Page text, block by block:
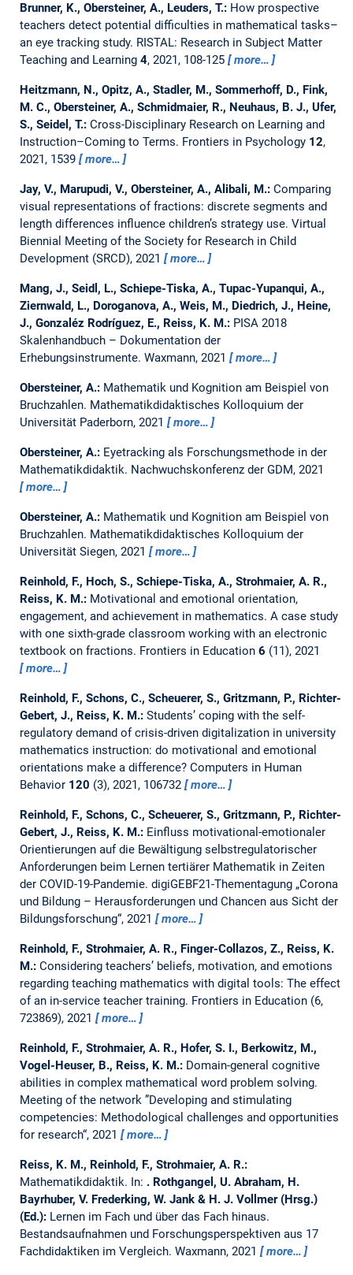
Brunner, K., Obersteiner, A., Leuders, T.: How prospective
teachers detect potential difficulties in mathematical tasks–
an eye tracking study. RISTAL: Research in Subject Matter
Teaching and Learning 4, 2021, 108-125 more…
Heitzmann, N., Opitz, A., Stadler, M., Sommerhoff, D., Fink,
M. C., Obersteiner, A., Schmidmaier, R., Neuhaus, B. J., Ufer,
S., Seidel, T.: Cross-Disciplinary Research on Learning and
Instruction–Coming to Terms. Frontiers in Psychology 12,
2021, 1539
more…
Jay, V., Marupudi, V., Obersteiner, A., Alibali, M.: Comparing
visual representations of fractions: discrete segments and
length differences influence children’s strategy use. Virtual
Biennial Meeting of the Society for Research in Child
Development (SRCD), 2021
more…
Mang, J., Seidl, L., Schiepe-Tiska, A., Tupac-Yupanqui, A.,
Ziernwald, L., Doroganova, A., Weis, M., Diedrich, J., Heine,
J., Gonzaléz Rodríguez, E., Reiss, K. M.: PISA 2018
Skalenhandbuch – Dokumentation der
Erhebungsinstrumente. Waxmann, 2021 more…
Obersteiner, A.: Mathematik und Kognition am Beispiel von
Bruchzahlen. Mathematikdidaktisches Kolloquium der
Universität Paderborn, 2021
more…
Obersteiner, A.: Eyetracking als Forschungsmethode in der
Mathematikdidaktik. Nachwuchskonferenz der GDM, 2021
more…
Obersteiner, A.: Mathematik und Kognition am Beispiel von
Bruchzahlen. Mathematikdidaktisches Kolloquium der
Universität Siegen, 2021
more…
Reinhold, F., Hoch, S., Schiepe-Tiska, A., Strohmaier, A. R.,
Reiss, K. M.: Motivational and emotional orientation,
engagement, and achievement in mathematics. A case study
with one sixth-grade classroom working with an electronic
textbook on fractions. Frontiers in Education 6 (11), 2021
more…
Reinhold, F., Schons, C., Scheuerer, S., Gritzmann, P., Richter-
Gebert, J., Reiss, K. M.: Students’ coping with the self-
regulatory demand of crisis-driven digitalization in university
mathematics instruction: do motivational and emotional
orientations make a difference? Computers in Human
Behavior 120 (3), 2021, 106732 more…
Reinhold, F., Schons, C., Scheuerer, S., Gritzmann, P., Richter-
Gebert, J., Reiss, K. M.: Einfluss motivational-emotionaler
Orientierungen auf die Bewältigung selbstregulatorischer
Anforderungen beim Lernen tertiärer Mathematik in Zeiten
der COVID-19-Pandemie. digiGEBF21-Thementagung „Corona
und Bildung – Herausforderungen und Chancen aus Sicht der
Bildungsforschung“, 2021
more…
Reinhold, F., Strohmaier, A. R., Finger-Collazos, Z., Reiss, K.
M.: Considering teachers’ beliefs, motivation, and emotions
regarding teaching mathematics with digital tools: The effect
of an in-service teacher training. Frontiers in Education (6,
723869), 2021
more…
Reinhold, F., Strohmaier, A. R., Hofer, S. I., Berkowitz, M.,
Vogel-Heuser, B., Reiss, K. M.: Domain-general cognitive
abilities in complex mathematical word problem solving.
Meeting of the network ”Developing and stimulating
competencies: Methodological challenges and opportunities
for research“, 2021
more…
Reiss, K. M., Reinhold, F., Strohmaier, A. R.:
Mathematikdidaktik. In: . Rothgangel, U. Abraham, H.
Bayrhuber, V. Frederking, W. Jank & H. J. Vollmer (Hrsg.)
(Ed.): Lernen im Fach und über das Fach hinaus.
Bestandsaufnahmen und Forschungsperspektiven aus 17
Fachdidaktiken im Vergleich. Waxmann, 2021
more…